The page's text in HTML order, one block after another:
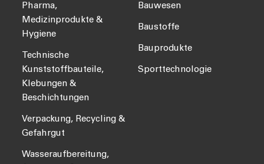
Pharma,
Medizinprodukte &
Hygiene
Technische
Kunststoffbauteile,
Klebungen &
Beschichtungen
Verpackung, Recycling &
Gefahrgut
Wasseraufbereitung,
Bauwesen
Baustoffe
Bauprodukte
Sporttechnologie